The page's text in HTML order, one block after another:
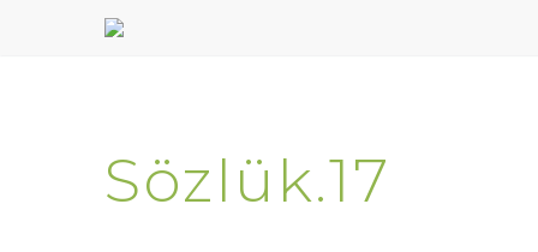
Sözlük.17